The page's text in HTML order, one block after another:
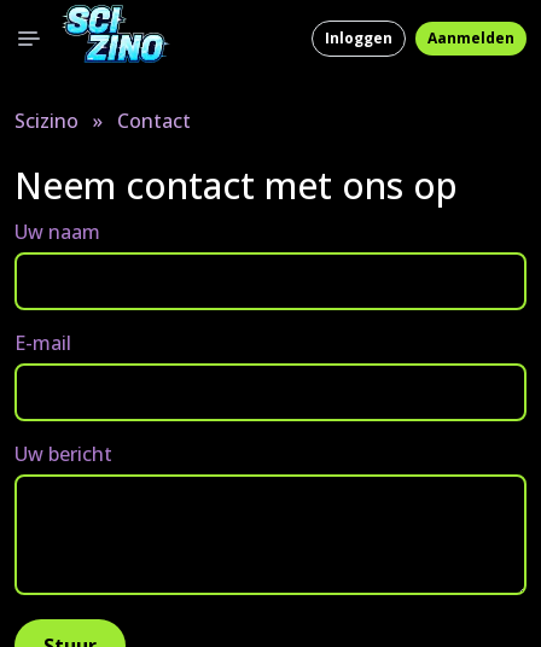
Inloggen Aanmelden
Scizino » Contact
Neem contact met ons op
Uw naam
E-mail
Uw bericht